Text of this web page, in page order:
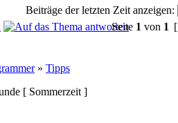
Beiträge der letzten Zeit anzeigen:
Seite 1 von 1
» Tipps
[ Sommerzeit ]